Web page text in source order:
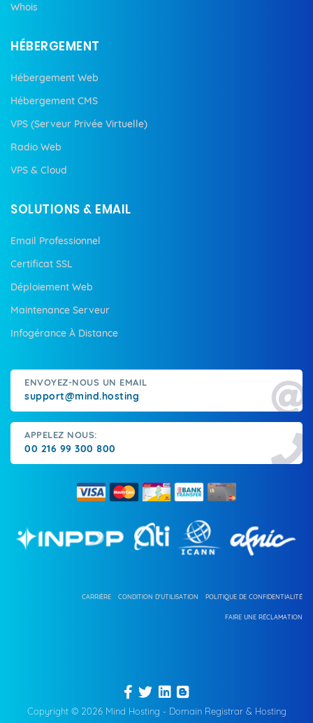
Whois
HÉBERGEMENT
Hébergement Web
Hébergement CMS
VPS (Serveur Privée Virtuelle)
Radio Web
VPS & Cloud
SOLUTIONS & EMAIL
Email Professionnel
Certificat SSL
Déploiement Web
Maintenance Serveur
Infogérance À Distance
ENVOYEZ-NOUS UN EMAIL
support@mind.hosting
APPELEZ NOUS:
00 216 99 300 800
POLITIQUE DE CONFIDENTIALITÉ
CONDITION D'UTILISATION
CARRIÈRE
FAIRE UNE RÉCLAMATION
Copyright © 2026 Mind Hosting - Domain Registrar & Hosting